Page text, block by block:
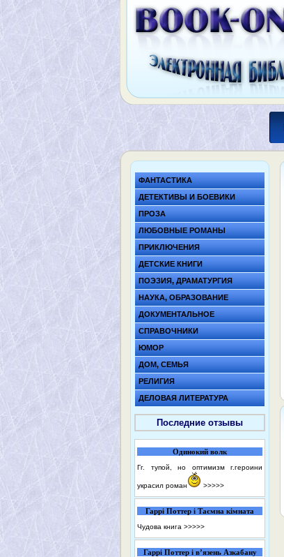
ФАНТАСТИКА
ДЕТЕКТИВЫ И БОЕВИКИ
ПРОЗА
ЛЮБОВНЫЕ РОМАНЫ
ПРИКЛЮЧЕНИЯ
ДЕТСКИЕ КНИГИ
ПОЭЗИЯ, ДРАМАТУРГИЯ
НАУКА, ОБРАЗОВАНИЕ
ДОКУМЕНТАЛЬНОЕ
СПРАВОЧНИКИ
ЮМОР
ДОМ, СЕМЬЯ
РЕЛИГИЯ
ДЕЛОВАЯ ЛИТЕРАТУРА
Последние отзывы
Одинокий волк
Гг. тупой, но оптимизм г.героини
украсил роман >>>>>
Гаррі Поттер і Таємна кімната
Чудова книга >>>>>
Гаррі Поттер і в’язень Азкабану